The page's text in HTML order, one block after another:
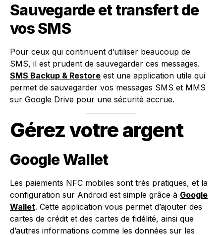
Sauvegarde et transfert de
vos SMS
Pour ceux qui continuent d’utiliser beaucoup de
SMS, il est prudent de sauvegarder ces messages.
SMS Backup & Restore est une application utile qui
permet de sauvegarder vos messages SMS et MMS
sur Google Drive pour une sécurité accrue.
Gérez votre argent
Google Wallet
Les paiements NFC mobiles sont très pratiques, et la
configuration sur Android est simple grâce à Google
Wallet. Cette application vous permet d’ajouter des
cartes de crédit et des cartes de fidélité, ainsi que
d’autres informations comme les données sur les